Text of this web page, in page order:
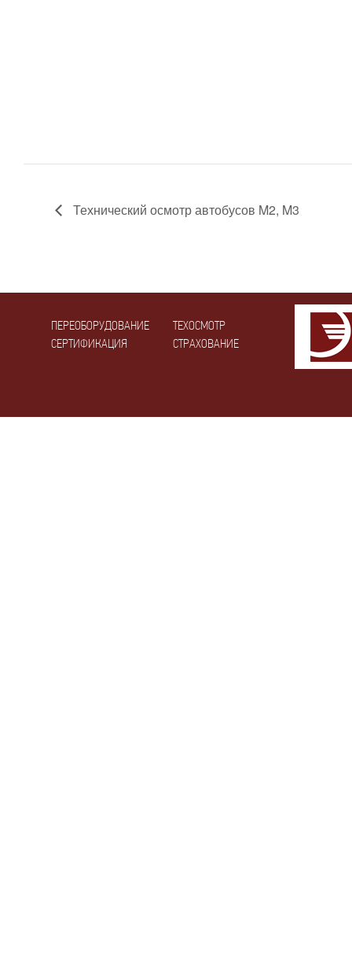
Технический осмотр автобусов M2, M3
ПЕРЕОБОРУДОВАНИЕ
СЕРТИФИКАЦИЯ
ТЕХОСМОТР
СТРАХОВАНИЕ